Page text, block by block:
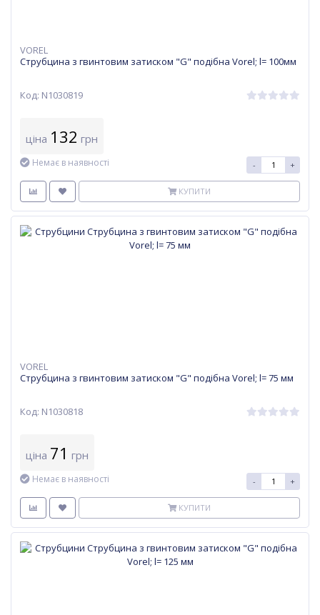
VOREL
Струбцина з гвинтовим затиском "G" подібна Vorel; l= 100мм
Код: N1030819
ціна 132 грн
Немає в наявності - +
КУПИТИ
VOREL
Струбцина з гвинтовим затиском "G" подібна Vorel; l= 75 мм
Код: N1030818
ціна 71 грн
Немає в наявності - +
КУПИТИ